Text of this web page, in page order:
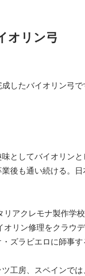
オリン弓
したバイオリン弓
としてバイオリン
後も通い続ける。
アクレモナ製作学
リン修理をクラウ
ズラビエロに師事す
工房、スペインで